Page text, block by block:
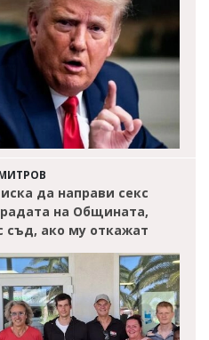
да направи секс
на Общината,
съд, ако му откажат